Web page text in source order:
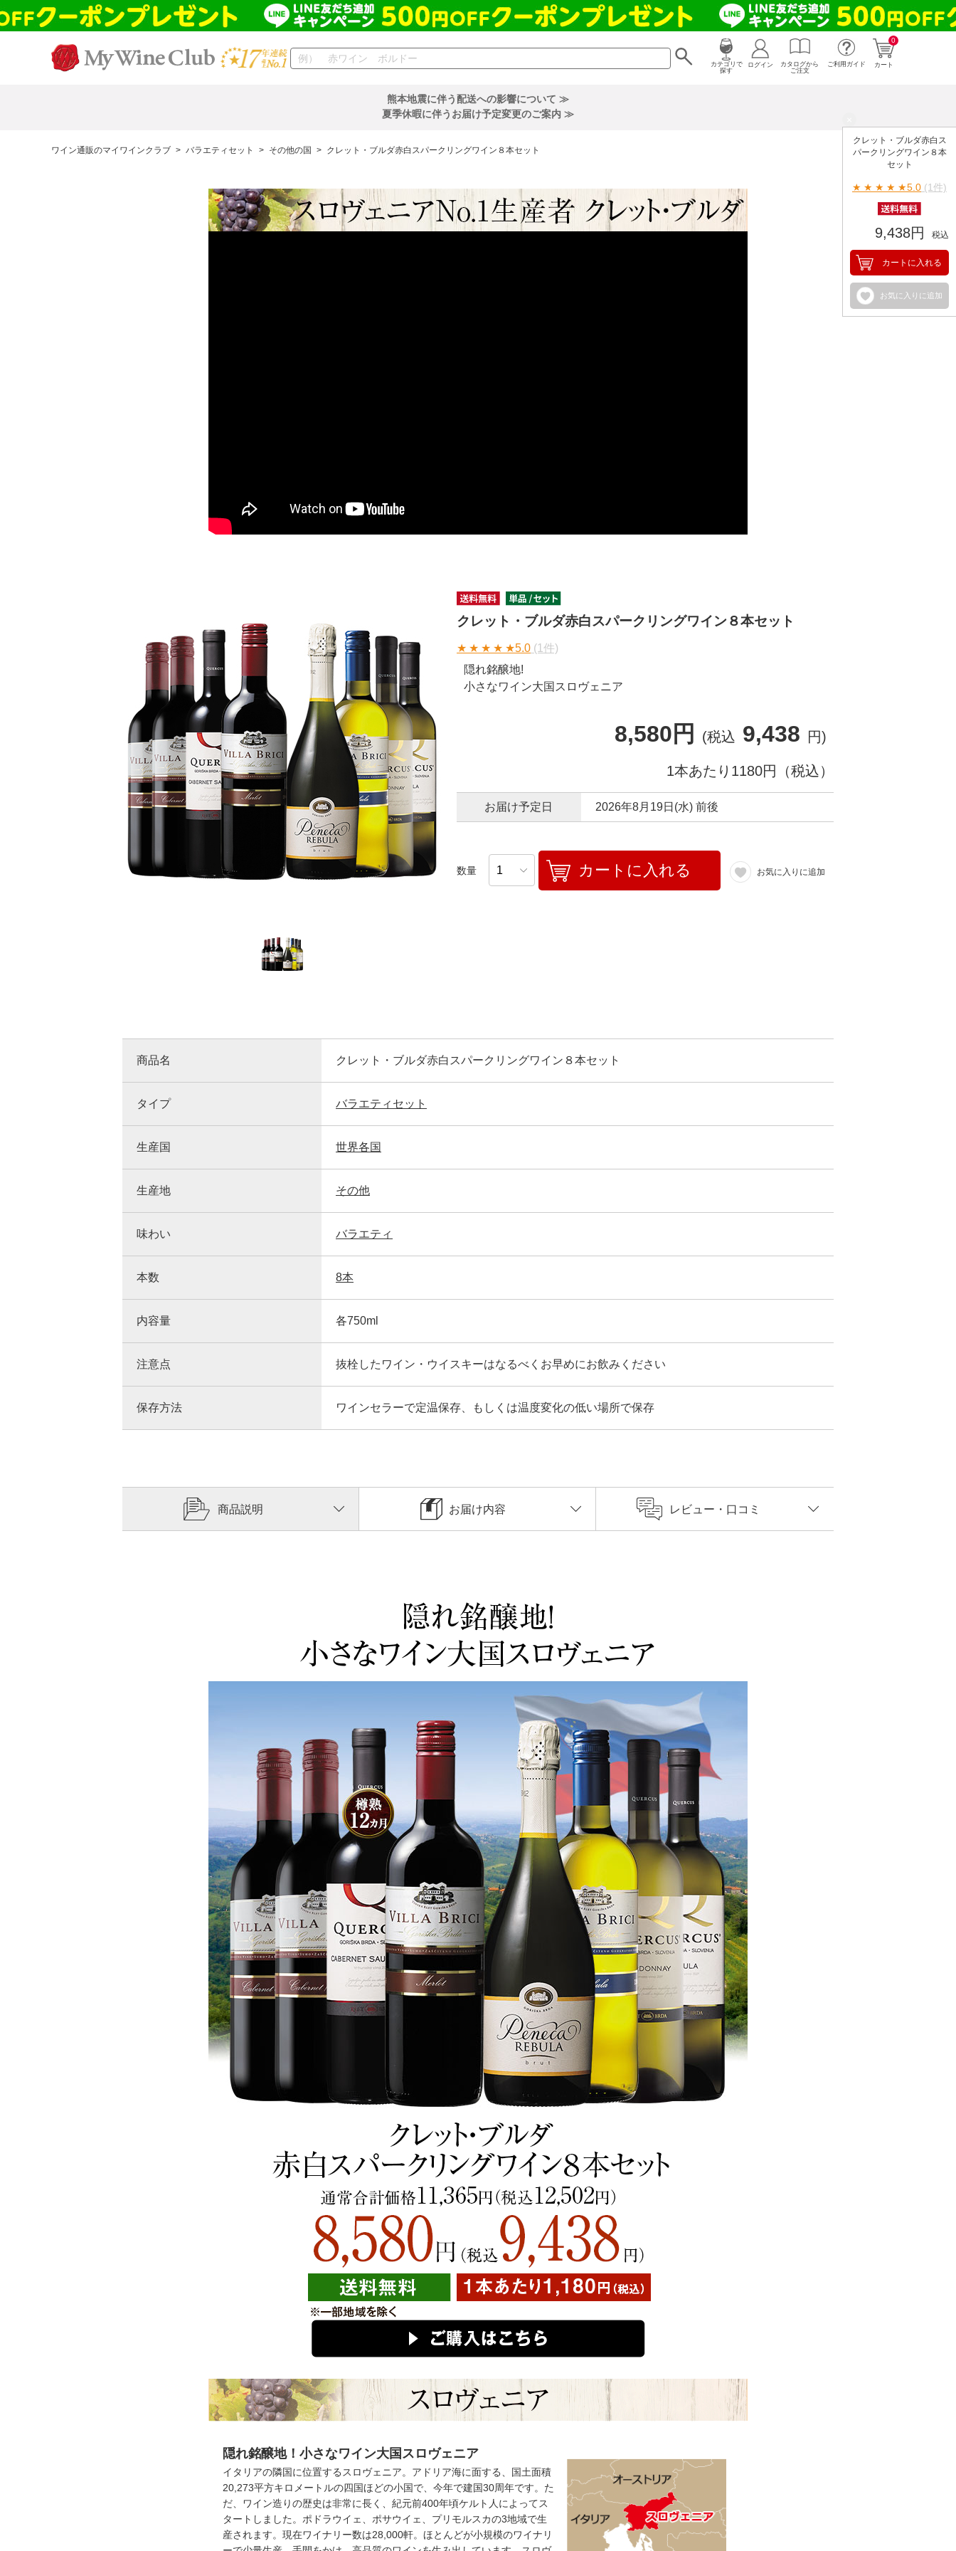
カテゴリで
探す
0
カート
ログイン
カタログから
ご注文
ご利用ガイド
熊本地震に伴う配送への影響について ≫
夏季休暇に伴うお届け予定変更のご案内 ≫
ワイン通販のマイワインクラブ > バラエティセット > その他の国 > クレット・ブルダ赤白スパークリングワイン８本セット
クレット・ブルダ赤白ス
パークリングワイン８本
セット
★ ★ ★ ★ ★5.0 (1件)
9,438円 税込
カートに入れる
お気に入りに追加
クレット・ブルダ赤白スパークリングワイン８本セット
★ ★ ★ ★ ★5.0 (1件)
隠れ銘醸地!
小さなワイン大国スロヴェニア
8,580円 (税込 9,438 円)
1本あたり1180円（税込）
お届け予定日 2026年8月19日(水) 前後
数量 カートに入れる お気に入りに追加
商品名 クレット・ブルダ赤白スパークリングワイン８本セット
タイプ バラエティセット
生産国 世界各国
生産地 その他
味わい バラエティ
本数 8本
内容量 各750ml
注意点 抜栓したワイン・ウイスキーはなるべくお早めにお飲みください
保存方法 ワインセラーで定温保存、もしくは温度変化の低い場所で保存
商品説明 お届け内容 レビュー ・口コミ
隠れ銘醸地！小さなワイン大国スロヴェニア
イタリアの隣国に位置するスロヴェニア。アドリア海に面する、国土面積
20,273平方キロメートルの四国ほどの小国で、今年で建国30周年です。た
だ、ワイン造りの歴史は非常に長く、紀元前400年頃ケルト人によってス
タートしました。ポドラウイェ、ポサウイェ、プリモルスカの3地域で生
産されます。現在ワイナリー数は28,000軒。ほとんどが小規模のワイナリ